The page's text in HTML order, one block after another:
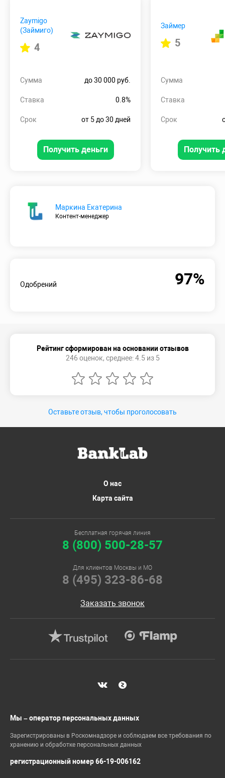
Zaymigo
(Займиго)
4
Сумма до 30 000 руб.
Ставка 0.8%
Срок от 5 до 30 дней
Получить деньги
Займер
5
Сумма
Ставка
Срок
Получить
Маркина Екатерина
Контент-менеджер
Одобрений 97%
Рейтинг сформирован на основании отзывов
246 оценок, среднее: 4.5 из 5
Оставьте отзыв, чтобы проголосовать
О нас
Карта сайта
Бесплатная горячая линия
8 (800) 500-28-57
Для клиентов Москвы и МО
8 (495) 323-86-68
Заказать звонок
Мы – оператор персональных данных
Зарегистрированы в Роскомнадзоре и соблюдаем все требования по
хранению и обработке персональных данных
регистрационный номер 66-19-006162